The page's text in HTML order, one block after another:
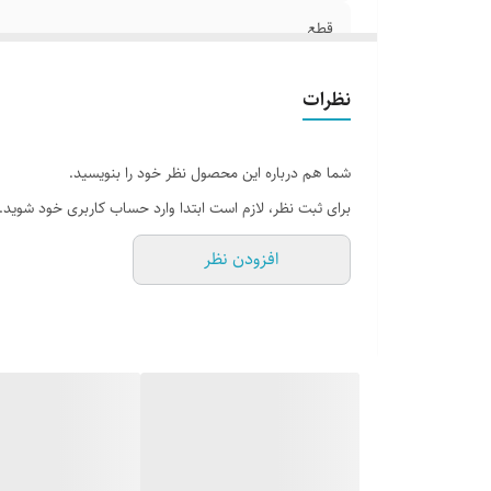
قطع
نظرات
شما هم درباره این محصول نظر خود را بنویسید.
برای ثبت نظر، لازم است ابتدا وارد حساب کاربری خود شوید.
افزودن نظر